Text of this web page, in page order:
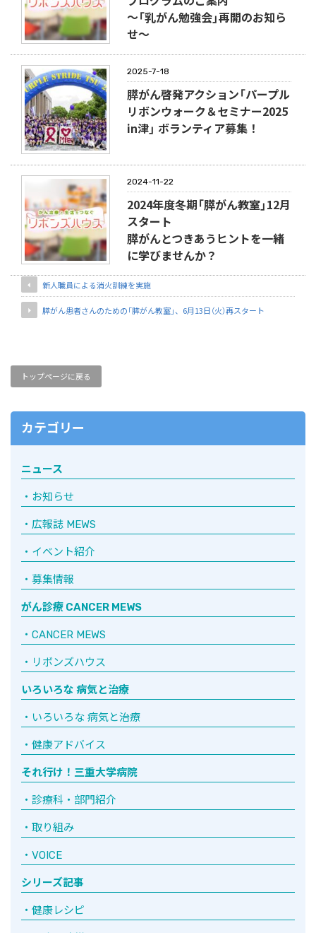
～「乳がん勉強会」再開のお知ら
せ～
2025-7-18
膵がん啓発アクション「パープル
リボンウォーク＆セミナー2025
in津」 ボランティア募集！
2024-11-22
2024年度冬期「膵がん教室」12月
スタート
膵がんとつきあうヒントを一緒
に学びませんか？
新人職員による消火訓練を実施
膵がん患者さんのための「膵がん教室」、6月13日（火）再スタート
トップページに戻る
カテゴリー
ニュース
お知らせ
広報誌 MEWS
イベント紹介
募集情報
がん診療 CANCER MEWS
CANCER MEWS
リボンズハウス
いろいろな 病気と治療
いろいろな 病気と治療
健康アドバイス
それ行け！三重大学病院
診療科・部門紹介
取り組み
VOICE
シリーズ記事
健康レシピ